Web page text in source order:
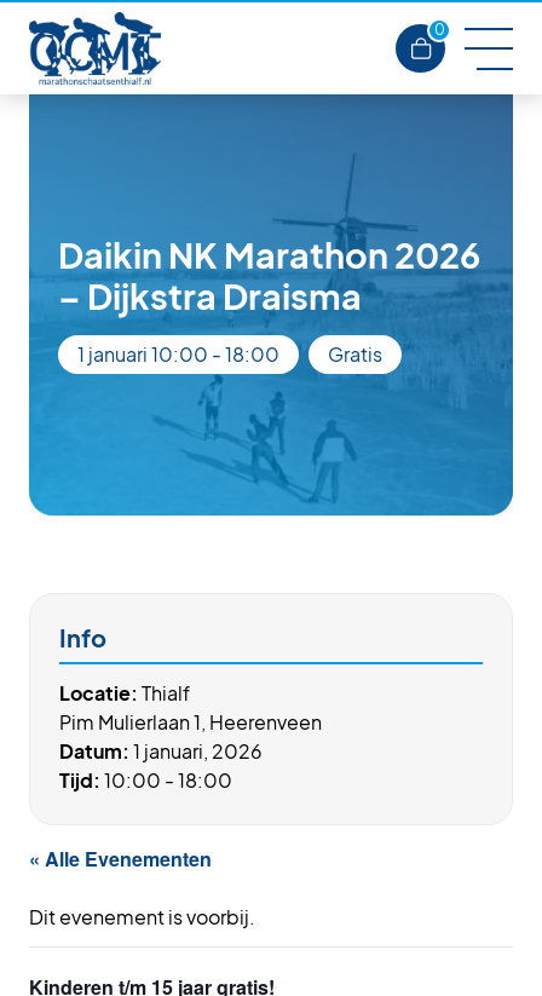
0
Daikin NK Marathon 2026
– Dijkstra Draisma
1 januari 10:00 -18:00 Gratis
« Alle Evenementen
Dit evenement is voorbij.
Kinderen t/m 15 jaar gratis!
Info
Locatie: Thialf
Pim Mulierlaan 1, Heerenveen
Datum: 1 januari, 2026
Tijd: 10:00 - 18:00